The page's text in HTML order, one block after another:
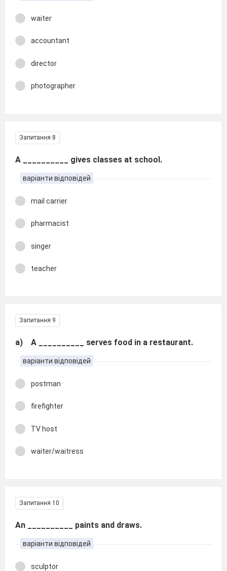
waiter
accountant
director
photographer
Запитання 8
A __________ gives classes at school.
варіанти відповідей
mail carrier
pharmacist
singer
teacher
Запитання 9
a) A __________ serves food in a restaurant.
варіанти відповідей
postman
firefighter
TV host
waiter/waitress
Запитання 10
An __________ paints and draws.
варіанти відповідей
sculptor